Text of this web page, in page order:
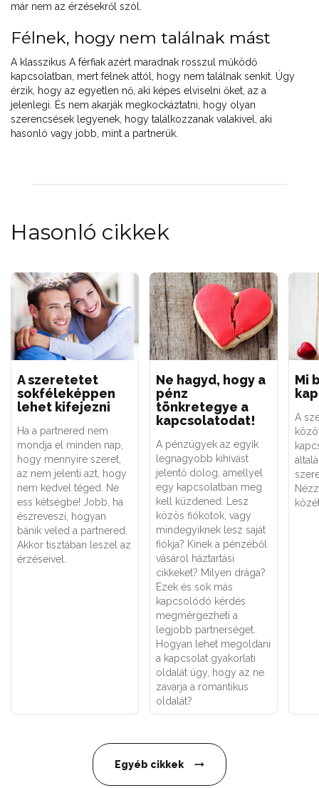
már nem az érzésekről szól.
Félnek, hogy nem találnak mást
A klasszikus A férfiak azért maradnak rosszul működő
kapcsolatban, mert félnek attól, hogy nem találnak senkit. Úgy
érzik, hogy az egyetlen nő, aki képes elviselni őket, az a
jelenlegi. És nem akarják megkockáztatni, hogy olyan
szerencsések legyenek, hogy találkozzanak valakivel, aki
hasonló vagy jobb, mint a partnerük.
Hasonló cikkek
A szeretetet
sokféleképpen
lehet kifejezni
Ha a partnered nem
mondja el minden nap,
hogy mennyire szeret,
az nem jelenti azt, hogy
nem kedvel téged. Ne
ess kétségbe! Jobb, ha
észreveszi, hogyan
bánik veled a partnered.
Akkor tisztában leszel az
érzéseivel.
Ne hagyd, hogy a
pénz
tönkretegye a
kapcsolatodat!
A pénzügyek az egyik
legnagyobb kihívást
jelentő dolog, amellyel
egy kapcsolatban meg
kell küzdened. Lesz
közös fiókotok, vagy
mindegyiknek lesz saját
fiókja? Kinek a pénzéből
vásárol háztartási
cikkeket? Milyen drága?
Ezek és sok más
kapcsolódó kérdés
megmérgezheti a
legjobb partnerséget.
Hogyan lehet megoldani
a kapcsolat gyakorlati
oldalát úgy, hogy az ne
zavarja a romantikus
oldalát?
Mi
A
Egyéb cikkek